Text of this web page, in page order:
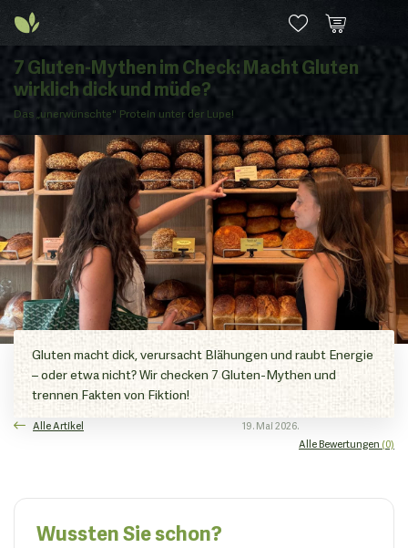
7 Gluten-Mythen im Check: Macht Gluten
wirklich dick und müde?
Das „unerwünschte" Protein unter der Lupe!
Gluten macht dick, verursacht Blähungen und raubt Energie
– oder etwa nicht? Wir checken 7 Gluten-Mythen und
trennen Fakten von Fiktion!
Alle Artikel
19. Mai 2026.
Alle Bewertungen (0)
Wussten Sie schon?